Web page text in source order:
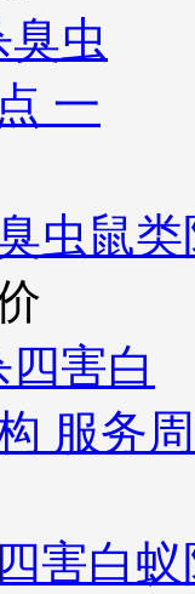
虫鼠
害白